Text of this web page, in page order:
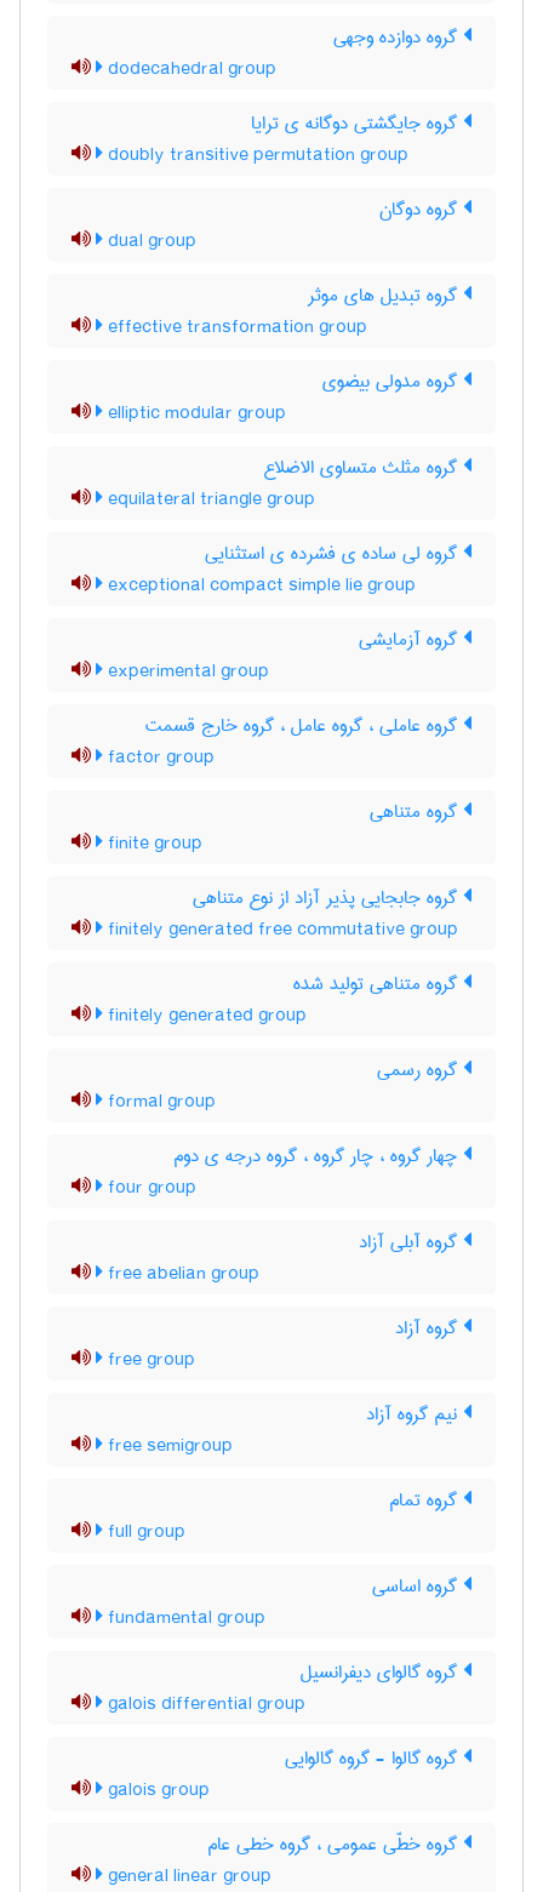
گروه دوازده وجهی
dodecahedral group
گروه جایگشتی دوگانه ی ترایا
doubly transitive permutation group
گروه دوگان
dual group
گروه تبدیل های موثر
effective transformation group
گروه مدولی بیضوی
elliptic modular group
گروه مثلث متساوی الاضلاع
equilateral triangle group
گروه لی ساده ی فشرده ی استثنایی
exceptional compact simple lie group
گروه آزمایشی
experimental group
گروه عاملی ، گروه عامل ، گروه خارج قسمت
factor group
گروه متناهی
finite group
گروه جابجایی پذیر آزاد از نوع متناهی
finitely generated free commutative group
گروه متناهی تولید شده
finitely generated group
گروه رسمی
formal group
چهار گروه ، چار گروه ، گروه درجه ی دوم
four group
گروه آبلی آزاد
free abelian group
گروه آزاد
free group
نیم گروه آزاد
free semigroup
گروه تمام
full group
گروه اساسی
fundamental group
گروه گالوای دیفرانسیل
galois differential group
گروه گالوا - گروه گالوایی
galois group
گروه خطّی عمومی ، گروه خطی عام
general linear group